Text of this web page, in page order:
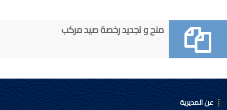
منح و تجديد رخصة صيد مركب
عن المديرية